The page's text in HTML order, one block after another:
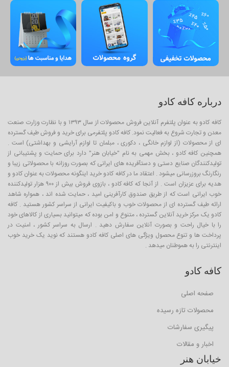
درباره کافه کادو
کافه کادو به عنوان پلتفرم آنلاین فروش محصولات از سال ۱۳۹۳ و با نظارت وزارت صنعت
معدن و تجارت شروع به فعالیت نمود. کافه کادو پلتفرمی برای خرید و فروش طیف گسترده
ای از محصولات (از لوازم خانگی ، دکوری ، مبلمان تا لوازم آرایشی و بهداشتی) است .
همچنین کافه کادو ، بخش مهمی به نام "خیابان هنر" دارد برای حمایت و پشتیبانی از
تولیدکنندگان صنایع دستی و دستآفریده های ایرانی که بصورت روزانه با محصولاتی زیبا و
رنگارنگ بروزرسانی میشود . اعتقاد ما در کافه کادو خرید اینگونه محصولات به عنوان کادو و
هدیه برای عزیزان است . از آنجا که کافه کادو ، بازوی فروش بیش از ۹۰۰ هزار تولیدکننده
خوب ایرانی است که از طریق صندوق کارآفرینی امید ، حمایت شده اند ، همواره شاهد
ارائه طیف گسترده ای از محصولات خوب و باکیفیت ایرانی از سراسر کشور هستید . کافه
کادو یک مرکز خرید آنلاین گسترده ، متنوع و امن بوده که میتوانید بسیاری از کالاهای خود
را با خیال راحت و بصورت آنلاین سفارش دهید . ارسال به سراسر کشور ، امنیت در
پرداخت ها و تنوع محصول ویژگی های اصلی کافه کادو هستند که نوید یک خرید خوب
اینترنتی را به هموطنان میدهد .
کافه کادو
صفحه اصلی
محصولات تازه رسیده
پیگیری سفارشات
اخبار و مقالات
خیابان هنر